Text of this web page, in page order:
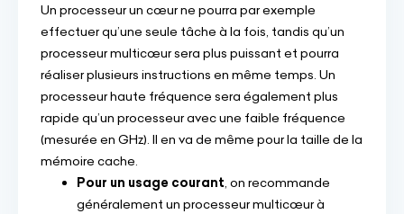
Un processeur un cœur ne pourra par exemple
effectuer qu’une seule tâche à la fois, tandis qu’un
processeur multicœur sera plus puissant et pourra
réaliser plusieurs instructions en même temps. Un
processeur haute fréquence sera également plus
rapide qu’un processeur avec une faible fréquence
(mesurée en GHz). Il en va de même pour la taille de la
mémoire cache.
Pour un usage courant , on recommande
généralement un processeur multicœur à